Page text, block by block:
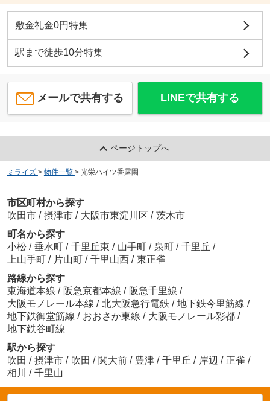
敷金礼金0円特集
駅まで徒歩10分特集
メールで共有する LINEで共有する
ページトップへ
ミライズ > 物件一覧 > 光栄ハイツ香露園
市区町村から探す
吹田市 / 摂津市 / 大阪市東淀川区 / 茨木市
町名から探す
小松 / 垂水町 / 千里丘東 / 山手町 / 泉町 / 千里丘 /
上山手町 / 片山町 / 千里山西 / 東正雀
路線から探す
東海道本線 / 阪急京都本線 / 阪急千里線 /
大阪モノレール本線 / 北大阪急行電鉄 / 地下鉄今里筋線 /
地下鉄御堂筋線 / おおさか東線 / 大阪モノレール彩都 /
地下鉄谷町線
駅から探す
吹田 / 摂津市 / 吹田 / 関大前 / 豊津 / 千里丘 / 岸辺 / 正雀 /
相川 / 千里山